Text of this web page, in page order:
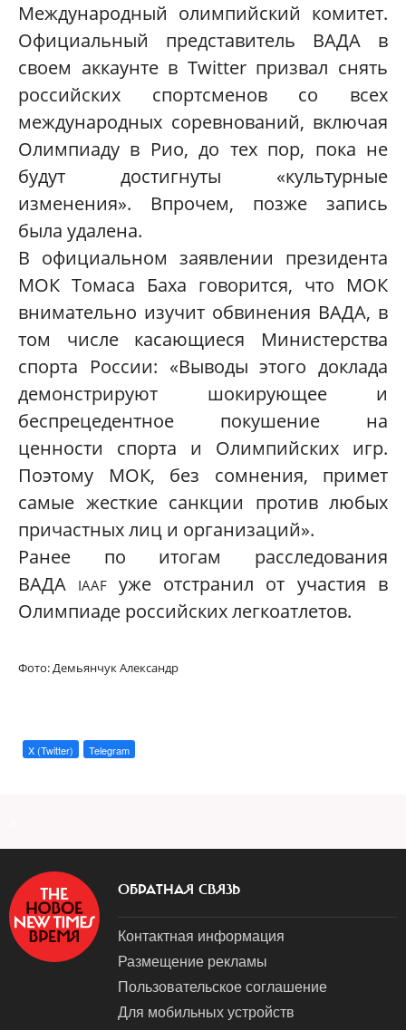
Международный олимпийский комитет.
Официальный представитель ВАДА в
своем аккаунте в Twitter призвал снять
российских спортсменов со всех
международных соревнований, включая
Олимпиаду в Рио, до тех пор, пока не
будут достигнуты «культурные
изменения». Впрочем, позже запись
была удалена.
В официальном заявлении президента
МОК Томаса Баха говорится, что МОК
внимательно изучит обвинения ВАДА, в
том числе касающиеся Министерства
спорта России: «Выводы этого доклада
демонстрируют шокирующее и
беспрецедентное покушение на
ценности спорта и Олимпийских игр.
Поэтому МОК, без сомнения, примет
самые жесткие санкции против любых
причастных лиц и организаций».
Ранее по итогам расследования
ВАДА
IAAF уже отстранил от участия в
Олимпиаде российских легкоатлетов.
Фото: Демьянчук Александр
X (Twitter) Telegram
ОБРАТНАЯ СВЯЗЬ
Контактная информация
Размещение рекламы
Пользовательское соглашение
Для мобильных устройств